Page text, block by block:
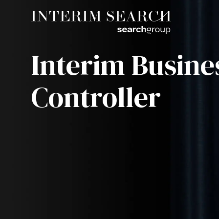
Interim
Controller